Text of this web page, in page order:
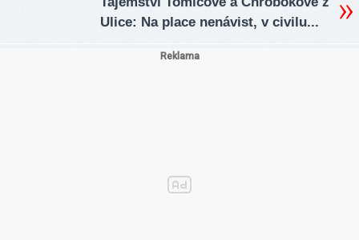
Ulice: Na place nenávist, v civilu...